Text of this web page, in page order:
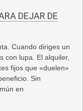
DEJAR DE
Cuando diriges un
con lupa. El alquiler,
fijos que «duelen»
Sin
en